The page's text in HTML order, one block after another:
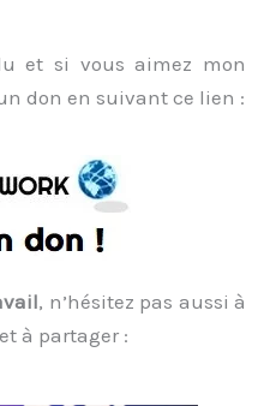
et si vous aimez mon
don en suivant ce lien :
, n’hésitez pas aussi à
à partager :